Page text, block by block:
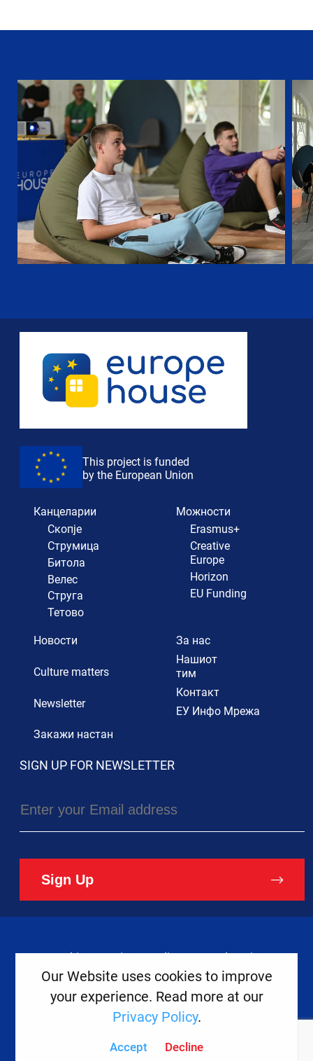
This project is funded
by the European Union
Канцеларии
Скопје
Струмица
Битола
Велес
Струга
Тетово
Можности
Erasmus+
Creative
Europe
Horizon
EU Funding
Новости
Culture matters
Newsletter
Закажи настан
За нас
Нашиот
тим
Контакт
ЕУ Инфо Мрежа
SIGN UP FOR NEWSLETTER
Sign Up
Copyright ©2026Europe House
Cookies Privacy Policy Legal Notice
Developed
Digital
Our Website uses cookies to improve
your experience. Read more at our
Privacy Policy.
Accept Decline